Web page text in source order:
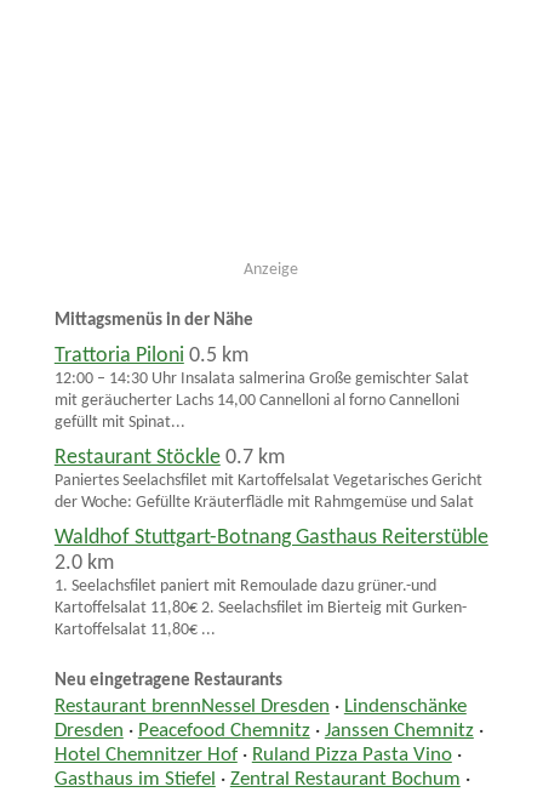
Anzeige
Mittagsmenüs in der Nähe
Trattoria Piloni 0.5 km
12:00 – 14:30 Uhr Insalata salmerina Große gemischter Salat
mit geräucherter Lachs 14,00 Cannelloni al forno Cannelloni
gefüllt mit Spinat...
Restaurant Stöckle 0.7 km
Paniertes Seelachsfilet mit Kartoffelsalat Vegetarisches Gericht
der Woche: Gefüllte Kräuterflädle mit Rahmgemüse und Salat
Waldhof Stuttgart-Botnang Gasthaus Reiterstüble
2.0 km
1. Seelachsfilet paniert mit Remoulade dazu grüner.-und
Kartoffelsalat 11,80€ 2. Seelachsfilet im Bierteig mit Gurken-
Kartoffelsalat 11,80€ ...
Neu eingetragene Restaurants
Restaurant brennNessel Dresden · Lindenschänke
Dresden · Peacefood Chemnitz· Janssen Chemnitz·
Hotel Chemnitzer Hof· Ruland Pizza Pasta Vino·
Gasthaus im Stiefel · Zentral Restaurant Bochum ·